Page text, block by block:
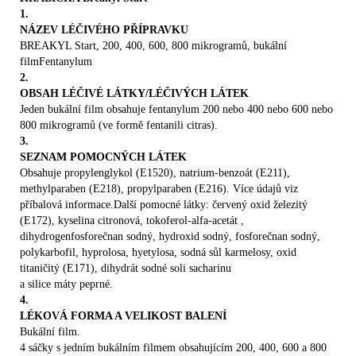
Jestliže Vaše léčba jiným opioidem podaným proti
přetrvávajícím bolestem, jejichž příčinou je
nádorové onemocnění, nebyla dosud stabilizována.

Jestliže trpíte jakýmkoliv onemocněním, které ovlivňuje
Vaše dýchání,

Máte poranění hlavy nebo Vám lékař zjistil zvýšený
nitrolební tlak,

Máte výjimečně pomalý srdeční puls nebo jiné problémy
se srdcem,

Máte nízký krevní tlak, zejména z důvodu nízkého
množství tekutiny v oběhovém systému,

Máte obtíže s játry či ledvinami, protože tyto orgány
ovlivňují způsob odbourávání léčiva,

Trpíte mukositidou v ústní dutině.
0.11
0.23
0.34
0.46
0.69
metylparaben (E218) (mg)
0.12
0.24
0.36
0.48
0.71
propylparaben (E216) (mg)
0.03
0.06
0.09
0.12
0.18
Úplný seznam pomocných látek viz bod 6.1.
/14
2
3. LÉKOVÁ FORMA
Bukální film.BREAKYL je rozpustný, obdélníkový,
1.
NÁZEV LÉČIVÉHO PŘÍPRAVKU
BREAKYL Start, 200, 400, 600, 800 mikrogramů, bukální
filmFentanylum
2.
OBSAH LÉČIVÉ LÁTKY/LÉČIVÝCH LÁTEK
Jeden bukální film obsahuje fentanylum 200 nebo 400 nebo 600 nebo
800 mikrogramů (ve formě fentanili citras).
3.
SEZNAM POMOCNÝCH LÁTEK
Obsahuje propylenglykol (E1520), natrium-benzoát (E211),
methylparaben (E218), propylparaben (E216). Více údajů viz
příbalová informace.Další pomocné látky: červený oxid železitý
(E172), kyselina citronová, tokoferol-alfa-acetát ,
dihydrogenfosforečnan sodný, hydroxid sodný, fosforečnan sodný,
polykarbofil, hyprolosa, hyetylosa, sodná sůl karmelosy, oxid
titaničitý (E171), dihydrát sodné soli sacharinu
a silice máty peprné.
4.
LÉKOVÁ FORMA A VELIKOST BALENÍ
Bukální film.
4 sáčky s jedním bukálním filmem obsahujícím 200, 400, 600 a 800